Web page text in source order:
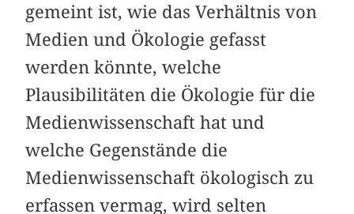
gemeint ist, wie das Verhältnis von
Medien und Ökologie gefasst
werden könnte, welche
Plausibilitäten die Ökologie für die
Medienwissenschaft hat und
welche Gegenstände die
Medienwissenschaft ökologisch zu
erfassen vermag, wird selten